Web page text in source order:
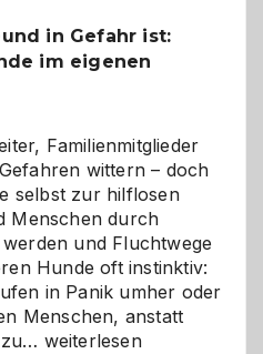
in Gefahr ist:
im eigenen
Familienmitglieder
wittern – doch
selbst zur hilflosen
Menschen durch
und Fluchtwege
Hunde oft instinktiv:
in Panik umher oder
Menschen, anstatt
zu… Wenn
weiterlesen